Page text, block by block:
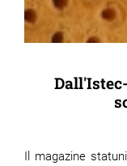
Il magazine